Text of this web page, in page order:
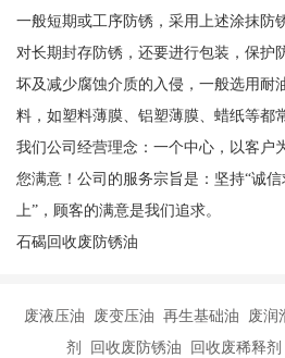
一般短期或工序防锈，采用上述涂抹防
对长期封存防锈，还要进行包装，保护
坏及减少腐蚀介质的入侵，一般选用耐
料，如塑料薄膜、铝塑薄膜、蜡纸等都
我们公司经营理念：一个中心，以客户
您满意！公司的服务宗旨是：坚持“诚
上”，顾客的满意是我们追求。
石碣回收废防锈油
废液压油 废变压油 再生基础油 废
剂 回收废防锈油 回收废稀释